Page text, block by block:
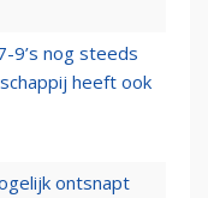
9’s nog steeds
heeft ook
ontsnapt